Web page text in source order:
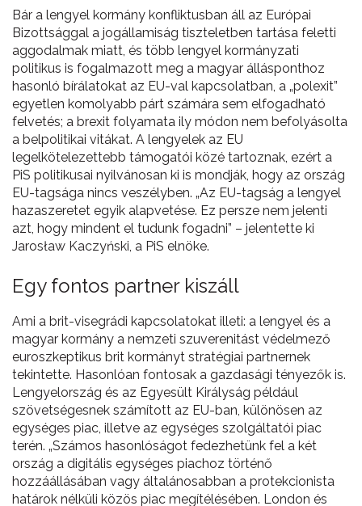
Bár a lengyel kormány konfliktusban áll az Európai
Bizottsággal a jogállamiság tiszteletben tartása feletti
aggodalmak miatt, és több lengyel kormányzati
politikus is fogalmazott meg a magyar állásponthoz
hasonló bírálatokat az EU-val kapcsolatban, a „polexit”
egyetlen komolyabb párt számára sem elfogadható
felvetés; a brexit folyamata ily módon nem befolyásolta
a belpolitikai vitákat. A lengyelek az EU
legelkötelezettebb támogatói közé tartoznak, ezért a
PiS politikusai nyilvánosan ki is mondják, hogy az ország
EU-tagsága nincs veszélyben. „Az EU-tagság a lengyel
hazaszeretet egyik alapvetése. Ez persze nem jelenti
azt, hogy mindent el tudunk fogadni” – jelentette ki
Jarosław Kaczyński, a PiS elnöke.
Egy fontos partner kiszáll
Ami a brit-visegrádi kapcsolatokat illeti: a lengyel és a
magyar kormány a nemzeti szuverenitást védelmező
euroszkeptikus brit kormányt stratégiai partnernek
tekintette. Hasonlóan fontosak a gazdasági tényezők is.
Lengyelország és az Egyesült Királyság például
szövetségesnek számított az EU-ban, különösen az
egységes piac, illetve az egységes szolgáltatói piac
terén. „Számos hasonlóságot fedezhetünk fel a két
ország a digitális egységes piachoz történő
hozzáállásában vagy általánosabban a protekcionista
határok nélküli közös piac megítélésében. London és